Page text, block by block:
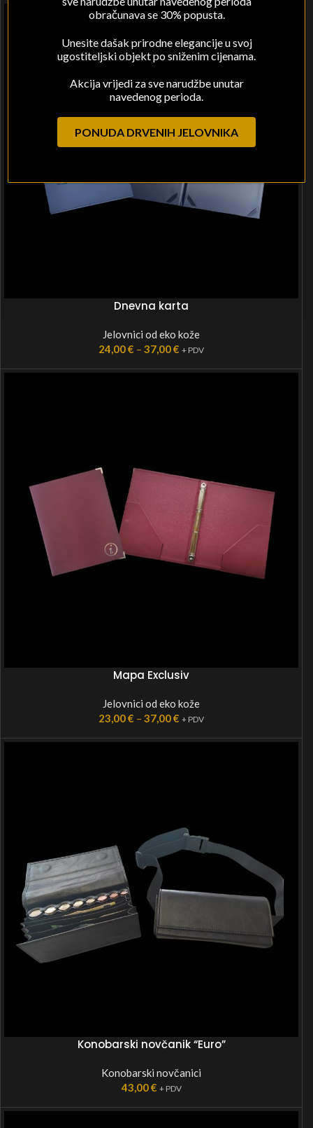
Dnevna karta
Jelovnici od eko kože
24,00€ – 37,00€ + PDV
Mapa Exclusiv
Jelovnici od eko kože
23,00€ – 37,00€ + PDV
Konobarski novčanik “Euro”
Konobarski novčanici
43,00€ + PDV
obračunava se 30% popusta.
Unesite dašak prirodne elegancije u svoj
ugostiteljski objekt po sniženim cijenama.
Akcija vrijedi za sve narudžbe unutar
navedenog perioda.
PONUDA DRVENIH JELOVNIKA